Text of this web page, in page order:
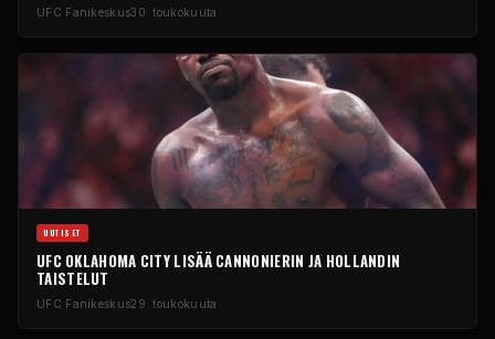
UFC Fanikeskus30. toukokuuta
UUTISET
UFC OKLAHOMA CITY LISÄÄ CANNONIERIN JA HOLLANDIN
TAISTELUT
UFC Fanikeskus29. toukokuuta